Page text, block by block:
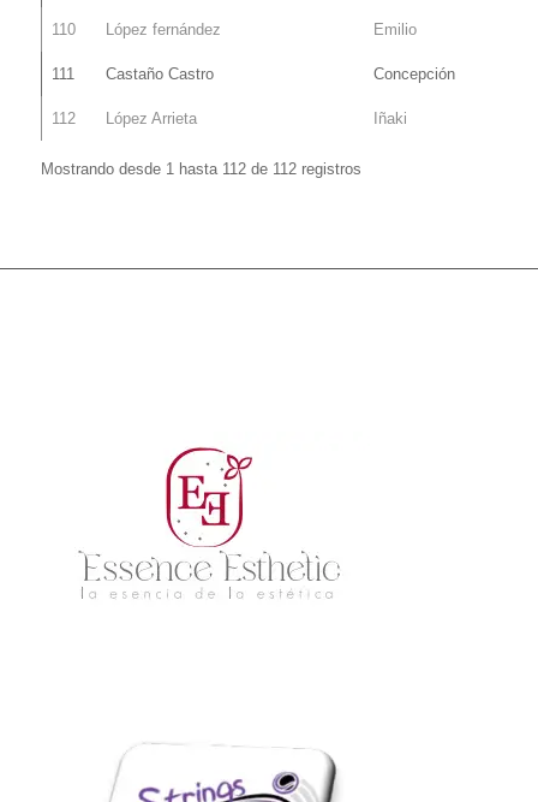
110 López fernández Emilio
111 Castaño Castro Concepción
112 López Arrieta Iñaki
Mostrando desde 1 hasta 112 de 112 registros